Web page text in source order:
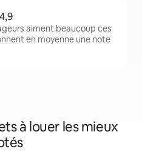
aiment beaucoup ces
en moyenne une note
à louer les mieux